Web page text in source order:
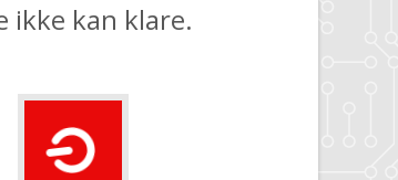
ikke kan klare.